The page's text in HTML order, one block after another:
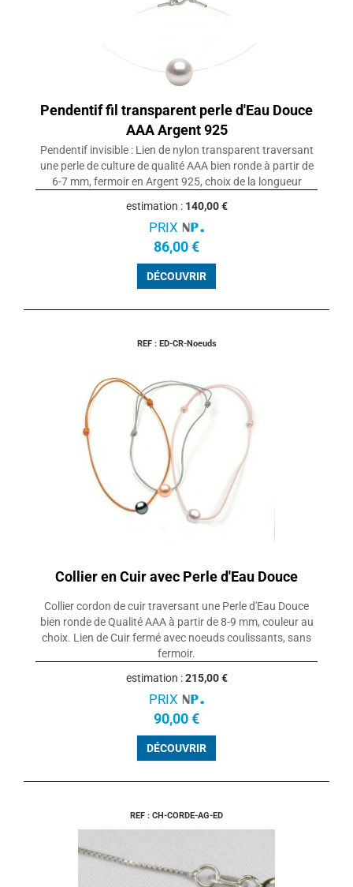
Pendentif fil transparent perle d'Eau Douce
AAA Argent 925
Pendentif invisible : Lien de nylon transparent traversant
une perle de culture de qualité AAA bien ronde à partir de
6-7 mm, fermoir en Argent 925, choix de la longueur
estimation : 140,00 €
PRIX
86,00 €
DÉCOUVRIR
REF : ED-CR-Noeuds
Collier en Cuir avec Perle d'Eau Douce
Collier cordon de cuir traversant une Perle d'Eau Douce
bien ronde de Qualité AAA à partir de 8-9 mm, couleur au
choix. Lien de Cuir fermé avec noeuds coulissants, sans
fermoir.
estimation :215,00 €
PRIX
90,00 €
DÉCOUVRIR
REF : CH-CORDE-AG-ED